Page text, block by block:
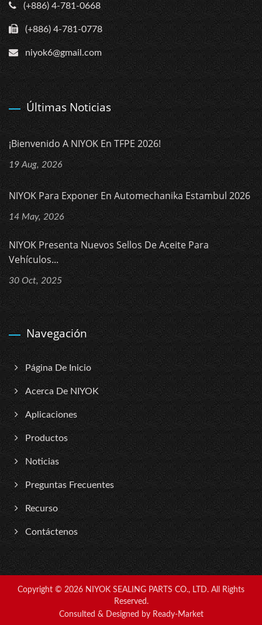
(+886) 4-781-0668
(+886) 4-781-0778
niyok6@gmail.com
Últimas Noticias
¡Bienvenido A NIYOK En TFPE 2026!
19 Aug, 2026
NIYOK Para Exponer En Automechanika Estambul 2026
14 May, 2026
NIYOK Presenta Nuevos Sellos De Aceite Para
Vehículos...
30 Oct, 2025
Navegación
Página De Inicio
Acerca De NIYOK
Aplicaciones
Productos
Noticias
Preguntas Frecuentes
Recurso
Contáctenos
Copyright © 2026 NIYOK SEALING PARTS CO., LTD. All Rights
Reserved.
Consulted & Designed by Ready-Market